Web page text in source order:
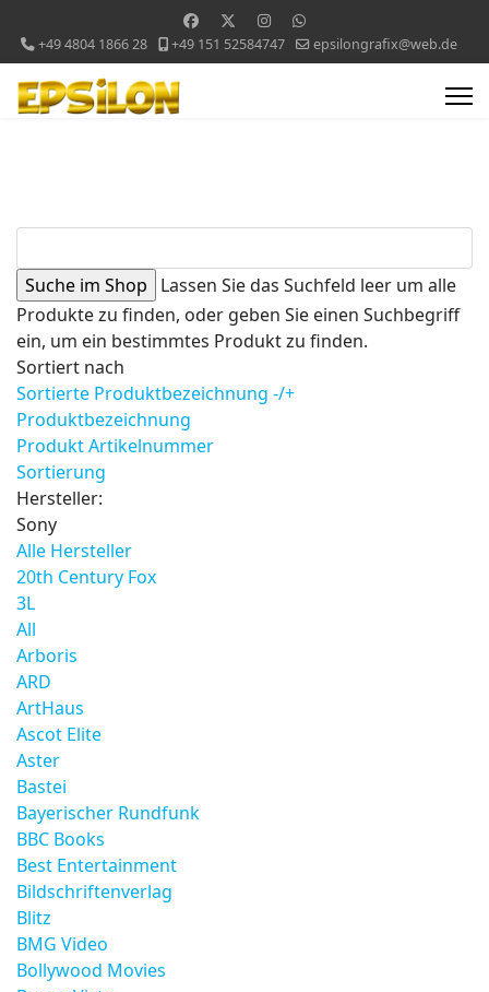
+49 4804 1866 28 +49 151 52584747 epsilongrafix@web.de
Lassen Sie das Suchfeld leer um alle
Produkte zu finden, oder geben Sie einen Suchbegriff
ein, um ein bestimmtes Produkt zu finden.
Sortiert nach
Sortierte Produktbezeichnung -/+
Produktbezeichnung
Produkt Artikelnummer
Sortierung
Hersteller:
Sony
Alle Hersteller
20th Century Fox
3L
All
Arboris
ARD
ArtHaus
Ascot Elite
Aster
Bastei
Bayerischer Rundfunk
BBC Books
Best Entertainment
Bildschriftenverlag
Blitz
BMG Video
Bollywood Movies